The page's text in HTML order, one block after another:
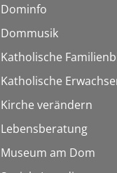
Dominfo
Dommusik
Katholische
Katholische
Kirche verändern
Lebensberatung
Museum am Dom